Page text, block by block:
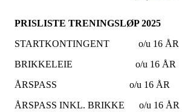
PRISLISTE TRENINGSLØP 2025
STARTKONTINGENT o/u
BRIKKELEIE o/u 16
ÅRSPASS o/u 16 ÅR
ÅRSPASS INKL. BRIKKE o/u